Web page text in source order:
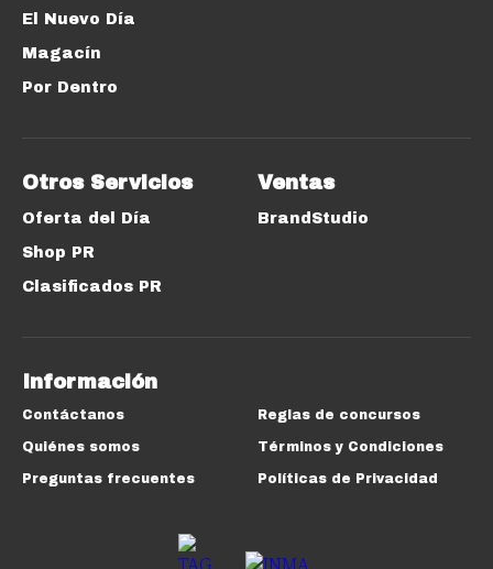
El Nuevo Día
Magacín
Por Dentro
Otros Servicios
Oferta del Día
Shop PR
Clasificados PR
Ventas
BrandStudio
Información
Contáctanos
Quiénes somos
Preguntas frecuentes
Reglas de concursos
Términos y Condiciones
Políticas de Privacidad